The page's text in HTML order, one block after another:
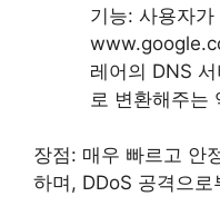
기능: 사용자
레어의 DNS
로 변환해주는
장점: 매우 빠르고 안
하며, DDoS 공격으